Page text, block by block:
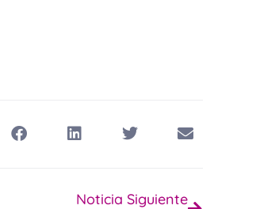
Noticia Siguiente